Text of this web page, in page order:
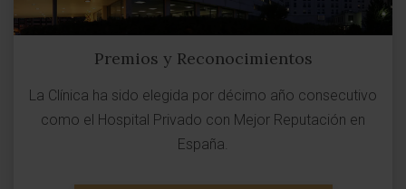
Premios y Reconocimientos
La Clínica ha sido elegida por décimo año consecutivo
como el Hospital Privado con Mejor Reputación en
España.